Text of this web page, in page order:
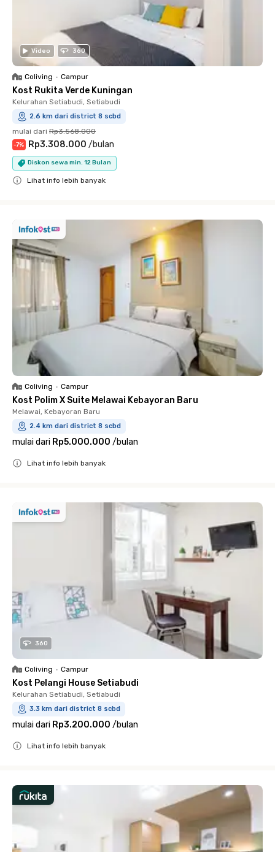
Video 360
Coliving • Campur
Kost Rukita Verde Kuningan
Kelurahan Setiabudi, Setiabudi
2.6 km dari district 8 scbd
mulai dari Rp3.568.000
-7% Rp3.308.000 /bulan
Diskon sewa min. 12 Bulan
Lihat info lebih banyak
Coliving • Campur
Kost Polim X Suite Melawai Kebayoran Baru
Melawai, Kebayoran Baru
2.4 km dari district 8 scbd
mulai dari Rp5.000.000 /bulan
Lihat info lebih banyak
360
Coliving • Campur
Kost Pelangi House Setiabudi
Kelurahan Setiabudi, Setiabudi
3.3 km dari district 8 scbd
mulai dari Rp3.200.000 /bulan
Lihat info lebih banyak